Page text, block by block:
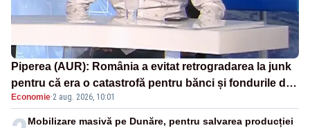
Piperea (AUR): România a evitat retrogradarea la junk
pentru că era o catastrofă pentru bănci și fondurile de
pensii
Economie·2 aug. 2026, 10:01
Mobilizare masivă pe Dunăre, pentru salvarea producției